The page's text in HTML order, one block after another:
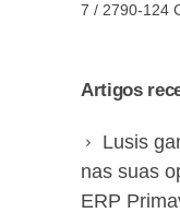
7 / 2790-124
Artigos
Lusis
nas suas
ERP